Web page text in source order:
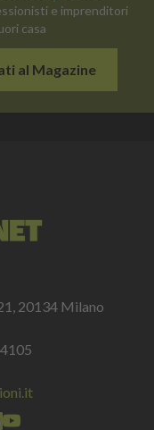
e imprenditori
casa
al Magazine
20134 Milano